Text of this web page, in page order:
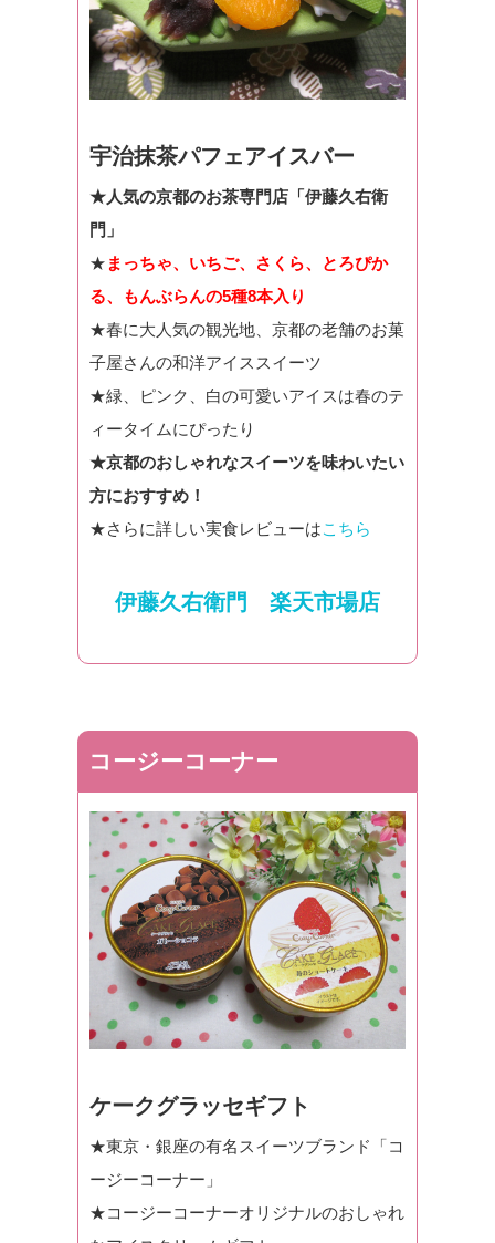
宇治抹茶パフェアイスバー
★人気の京都のお茶専門店「伊藤久右衛
門」
★ まっちゃ、いちご、さくら、とろぴか
る、もんぶらんの5種8本入り
★春に大人気の観光地、京都の老舗のお菓
子屋さんの和洋アイススイーツ
★緑、ピンク、白の可愛いアイスは春のテ
ィータイムにぴったり
★京都のおしゃれなスイーツを味わいたい
方におすすめ！
★さらに詳しい実食レビューはこちら
伊藤久右衛門 楽天市場店
コージーコーナー
ケークグラッセギフト
★東京・銀座の有名スイーツブランド「コ
ージーコーナー」
★コージーコーナーオリジナルのおしゃれ